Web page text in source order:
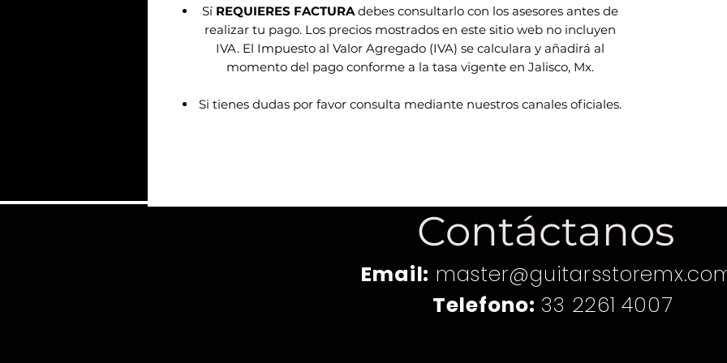
Sí REQUIERES FACTURAdebes consultarlo con los asesores antes de
realizar tu pago. Los precios mostrados en este sitio web no incluyen
IVA. El Impuesto al Valor Agregado (IVA) se calculara y añadirá al
momento del pago conforme a la tasa vigente en Jalisco, Mx.
Si tienes dudas por favor consulta mediante nuestros canales oficiales.
Contáctanos
Email:
Telefono: 33 2261 4007